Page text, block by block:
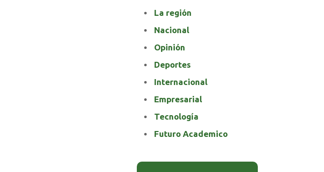
La región
Nacional
Opinión
Deportes
Internacional
Empresarial
Tecnología
Futuro Academico